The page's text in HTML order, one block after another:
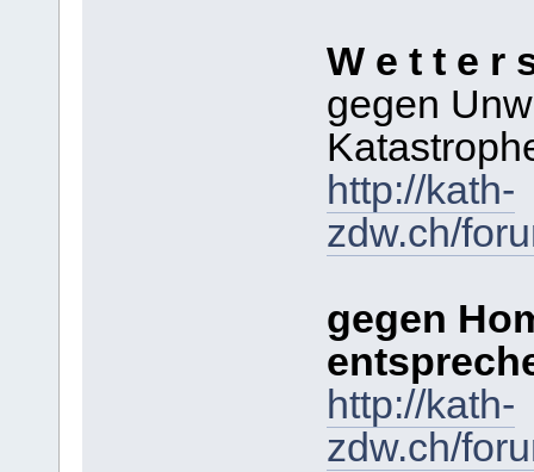
W e t t e r
gegen
http://kath-
zdw.ch/
gegen
http://kath-
zdw.ch/